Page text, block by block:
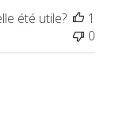
été utile?
1
0